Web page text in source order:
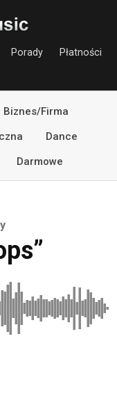
Porady
Płatności
Biznes/Firma
Dance
Darmowe